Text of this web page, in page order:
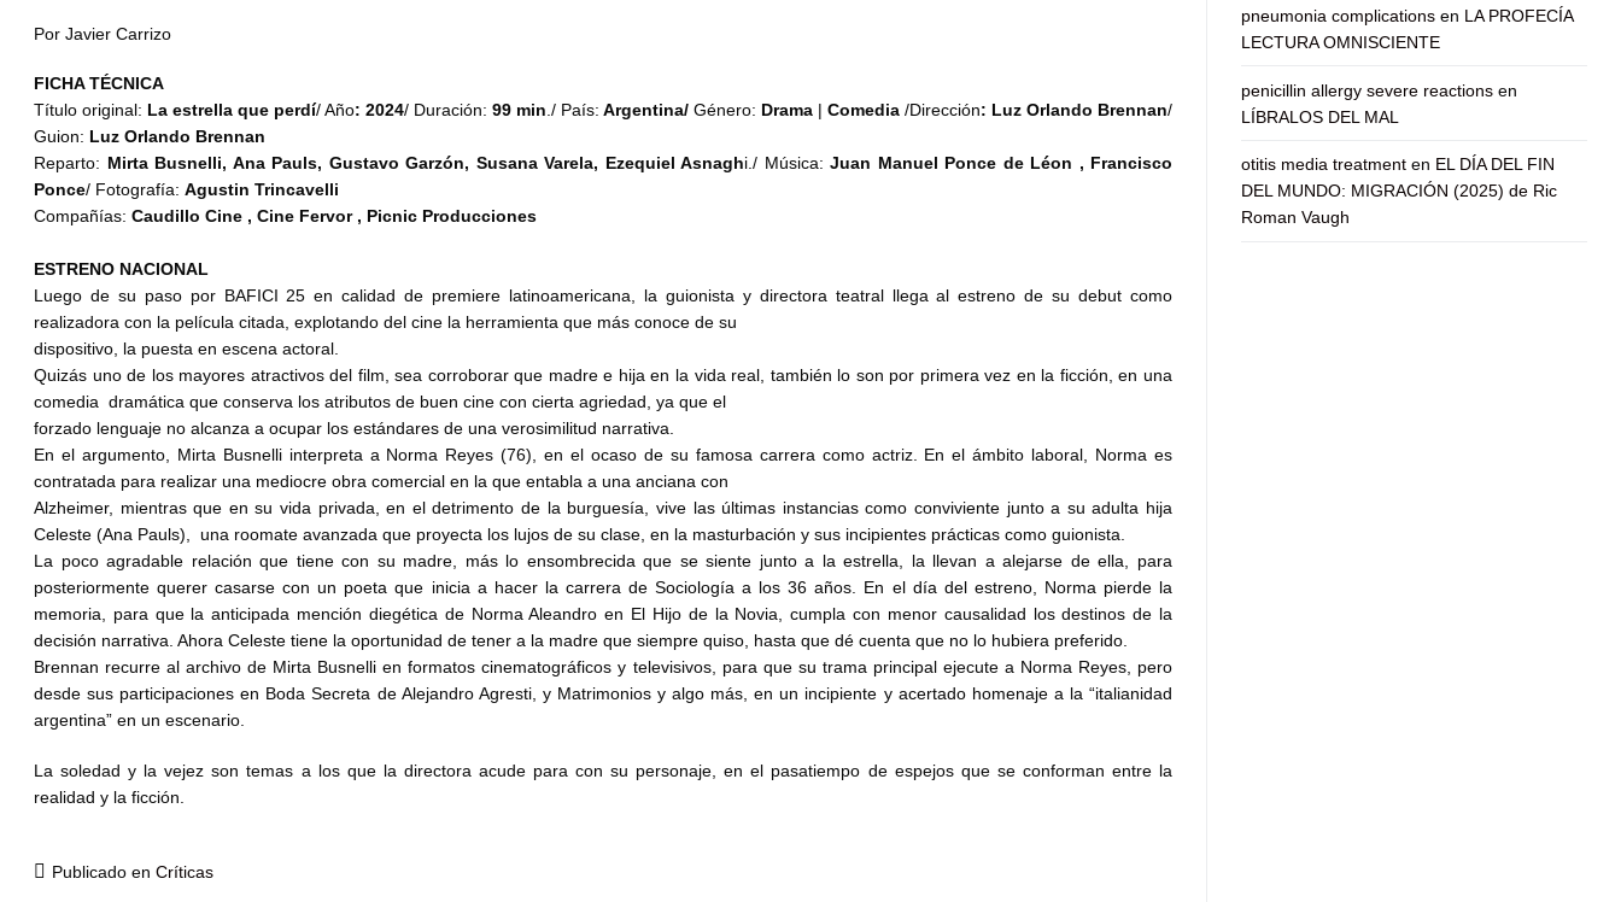
Por Javier Carrizo
FICHA TÉCNICA
Título original: La estrella que perdí/ Año: 2024/ Duración: 99 min./ País: Argentina/ Género: Drama | Comedia /Dirección: Luz Orlando Brennan/
Guion: Luz Orlando Brennan
Reparto: Mirta Busnelli, Ana Pauls, Gustavo Garzón, Susana Varela, Ezequiel Asnaghi./ Música: Juan Manuel Ponce de Léon , Francisco
Ponce/ Fotografía: Agustin Trincavelli
Compañías: Caudillo Cine , Cine Fervor , Picnic Producciones
ESTRENO NACIONAL
Luego de su paso por BAFICI 25 en calidad de premiere latinoamericana, la guionista y directora teatral llega al estreno de su debut como
realizadora con la película citada, explotando del cine la herramienta que más conoce de su
dispositivo, la puesta en escena actoral.
Quizás uno de los mayores atractivos del film, sea corroborar que madre e hija en la vida real, también lo son por primera vez en la ficción, en una
comedia dramática que conserva los atributos de buen cine con cierta agriedad, ya que el
forzado lenguaje no alcanza a ocupar los estándares de una verosimilitud narrativa.
En el argumento, Mirta Busnelli interpreta a Norma Reyes (76), en el ocaso de su famosa carrera como actriz. En el ámbito laboral, Norma es
contratada para realizar una mediocre obra comercial en la que entabla a una anciana con
Alzheimer, mientras que en su vida privada, en el detrimento de la burguesía, vive las últimas instancias como conviviente junto a su adulta hija
Celeste (Ana Pauls), una roomate avanzada que proyecta los lujos de su clase, en la masturbación y sus incipientes prácticas como guionista.
La poco agradable relación que tiene con su madre, más lo ensombrecida que se siente junto a la estrella, la llevan a alejarse de ella, para
posteriormente querer casarse con un poeta que inicia a hacer la carrera de Sociología a los 36 años. En el día del estreno, Norma pierde la
memoria, para que la anticipada mención diegética de Norma Aleandro en El Hijo de la Novia, cumpla con menor causalidad los destinos de la
decisión narrativa. Ahora Celeste tiene la oportunidad de tener a la madre que siempre quiso, hasta que dé cuenta que no lo hubiera preferido.
Brennan recurre al archivo de Mirta Busnelli en formatos cinematográficos y televisivos, para que su trama principal ejecute a Norma Reyes, pero
desde sus participaciones en Boda Secreta de Alejandro Agresti, y Matrimonios y algo más, en un incipiente y acertado homenaje a la “italianidad
argentina” en un escenario.
La soledad y la vejez son temas a los que la directora acude para con su personaje, en el pasatiempo de espejos que se conforman entre la
realidad y la ficción.
Publicado en Críticas
pneumonia complications en LA PROFECÍA
LECTURA OMNISCIENTE
penicillin allergy severe reactions en
LÍBRALOS DEL MAL
otitis media treatment en EL DÍA DEL FIN
DEL MUNDO: MIGRACIÓN (2025) de Ric
Roman Vaugh